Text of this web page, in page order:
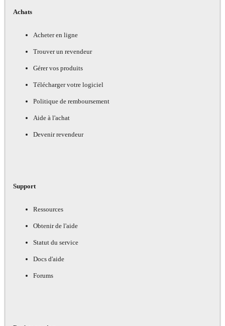
Achats
Acheter en ligne
Trouver un revendeur
Gérer vos produits
Télécharger votre logiciel
Politique de remboursement
Aide à l'achat
Devenir revendeur
Support
Ressources
Obtenir de l'aide
Statut du service
Docs d'aide
Forums